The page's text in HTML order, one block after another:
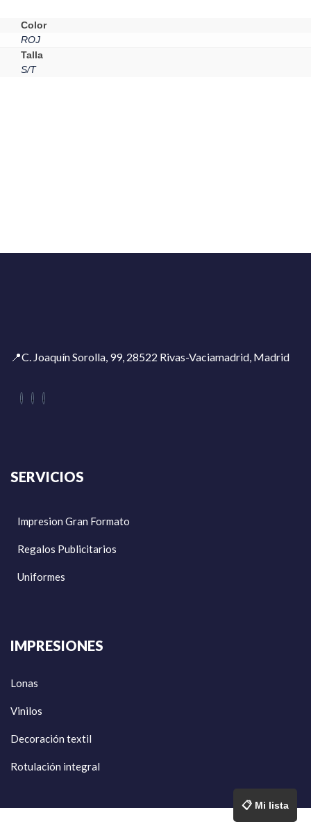
Color
ROJ
Talla
S/T
📍C. Joaquín Sorolla, 99, 28522 Rivas-Vaciamadrid, Madrid
SERVICIOS
Impresion Gran Formato
Regalos Publicitarios
Uniformes
IMPRESIONES
Lonas
Vinilos
Decoración textil
Rotulación integral
📋 Mi lista